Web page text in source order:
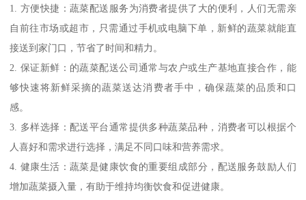
1. 方便快捷：蔬菜配送服务为消费者提供了大的便利，人们无需亲
自前往市场或超市，只需通过手机或电脑下单，新鲜的蔬菜就能直
接送到家门口，节省了时间和精力。
2. 保证新鲜：的蔬菜配送公司通常与农户或生产基地直接合作，能
够快速将新鲜采摘的蔬菜送达消费者手中，确保蔬菜的品质和口
感。
3. 多样选择：配送平台通常提供多种蔬菜品种，消费者可以根据个
人喜好和需求进行选择，满足不同口味和营养需求。
4. 健康生活：蔬菜是健康饮食的重要组成部分，配送服务鼓励人们
增加蔬菜摄入量，有助于维持均衡饮食和促进健康。